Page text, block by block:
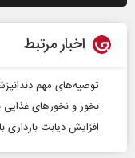
اخبار مرتبط
توصیه‌های مهم
بخور و نخورهای غذایی
افزایش دیابت